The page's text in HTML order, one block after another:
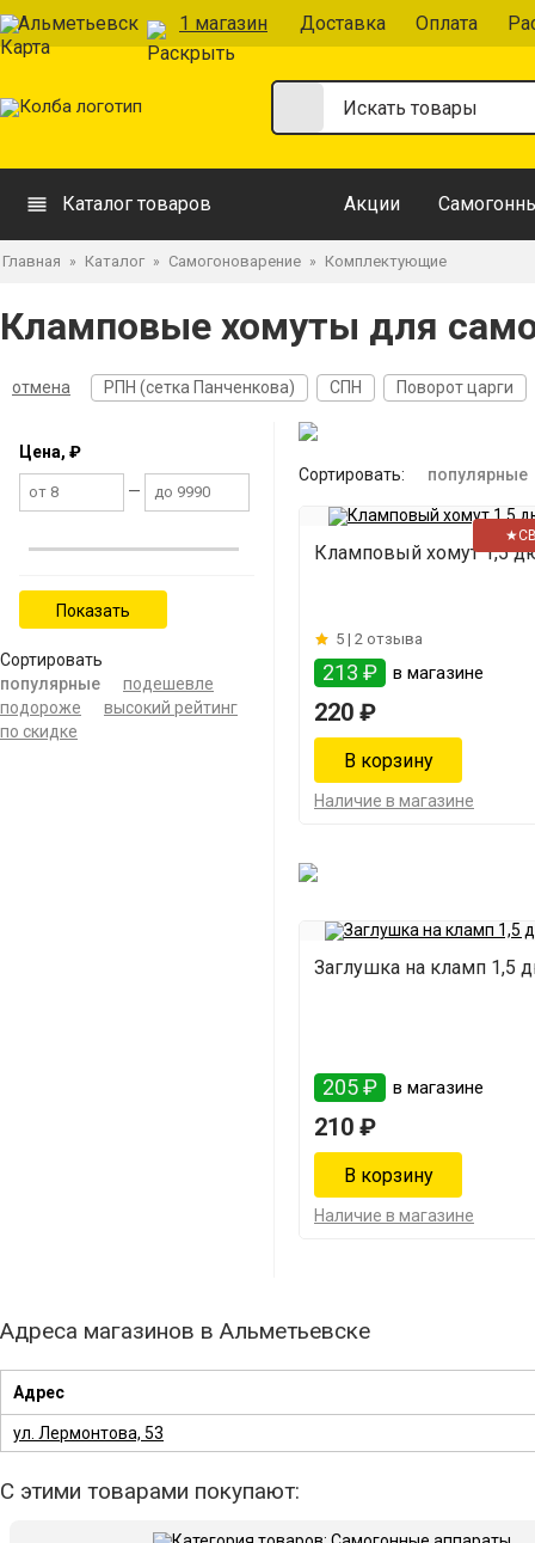
Альметьевск 1 магазин Доставка Оплата
Каталог товаров Акции
Главная » Каталог » Самогоноварение » Комплектующие
Кламповые хомуты для
отмена РПН (сетка Панченкова) СПН Поворот царги
Цена, ₽
—
Сортировать
популярные
подешевле
подороже
высокий рейтинг
по скидке
Сортировать: популярные
Кламповый хомут 1,5
5 | 2 отзыва
213 ₽ в магазине
220 ₽
Наличие в магазине
Заглушка на кламп 1,5
205 ₽ в магазине
210 ₽
Наличие в магазине
Адреса магазинов в Альметьевске
Адрес
ул. Лермонтова, 53
С этими товарами покупают: